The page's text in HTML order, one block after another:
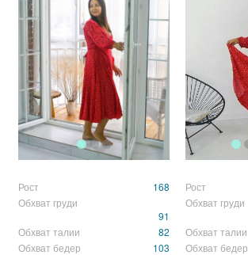
Рост
168
Обхват груди
91
Обхват талии
82
Обхват бедер
103
Рост
Обхват груди
Обхват талии
Обхват бедер